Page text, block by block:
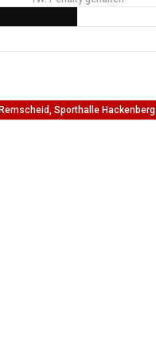
Sporthalle Hackenberg